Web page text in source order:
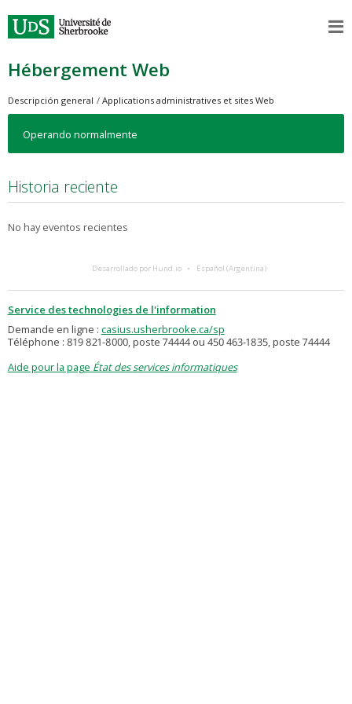
Hébergement Web
Descripción general Applications administratives et sites Web
Operando normalmente
Historia reciente
No hay eventos recientes
Desarrollado por Hund.io Español (Argentina)
Service des technologies de l'information
Demande en ligne : casius.usherbrooke.ca/sp
Téléphone : 819 821-8000, poste 74444 ou 450 463-1835, poste 74444
Aide pour la page État des services informatiques